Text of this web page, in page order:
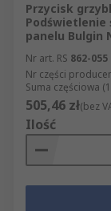
Przycisk
Podświetlenie
panelu Bulgin
Nr art. RS 862-055
Nr części
Suma częściowa
505,46 zł(bez
Ilość